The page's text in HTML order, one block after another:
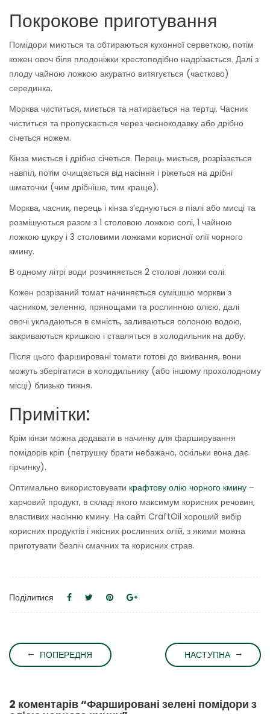
Покрокове приготування
Помідори миються та обтираються кухонної серветкою, потім
кожен овоч біля плодоніжки хрестоподібно надрізається. Далі з
плоду чайною ложкою акуратно витягується (частково)
серединка.
Морква чиститься, миється та натирається на тертці. Часник
чиститься та пропускається через чеснокодавку або дрібно
січеться ножем.
Кінза миється і дрібно січеться. Перець миється, розрізається
навпіл, потім очищається від насіння і ріжеться на дрібні
шматочки (чим дрібніше, тим краще).
Морква, часник, перець і кінза з’єднуються в піалі або мисці та
розмішуються разом з 1 столовою ложкою солі, 1 чайною
ложкою цукру і 3 столовими ложками корисної олії чорного
кмину.
В одному літрі води розчиняється 2 столові ложки солі.
Кожен розрізаний томат начиняється сумішшю моркви з
часником, зеленню, прянощами та рослинною олією, далі
овочі укладаються в ємність, заливаються солоною водою,
закриваються кришкою і ставляться в холодильник на добу.
Після цього фаршировані томати готові до вживання, вони
можуть зберігатися в холодильнику (або іншому прохолодному
місці) близько тижня.
Примітки:
Крім кінзи можна додавати в начинку для фарширування
помідорів кріп (петрушку брати небажано, оскільки вона дає
гірчинку).
Оптимально використовувати крафтову олію чорного кмину –
харчовий продукт, в складі якого максимум корисних речовин,
властивих насінню кмину. На сайті CraftOil хороший вибір
корисних продуктів і якісних рослинних олій, з якими можна
приготувати безліч смачних та корисних страв.
Поділитися
ПОПЕРЕДНЯ НАСТУПНА
2 коментарів “Фаршировані зелені помідори з